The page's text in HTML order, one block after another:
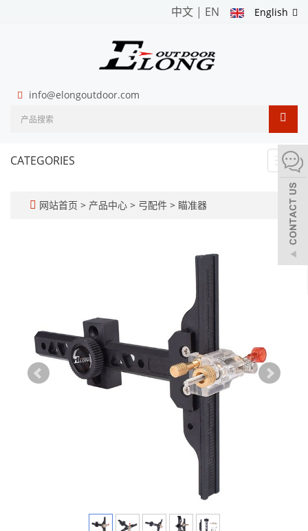
English
中文 | EN
info@elongoutdoor.com
CATEGORIES
网站首页 > 产品中心 > 弓配件 > 瞄准器